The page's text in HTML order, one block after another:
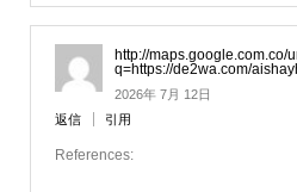
http://maps.google.com.co/
q=https://de2wa.com/
2026年 7月 12日
返信
引用
References: